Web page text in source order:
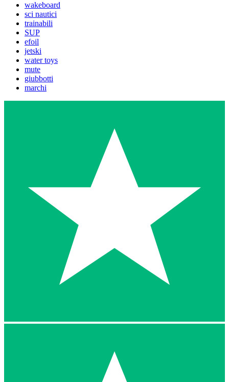
wakeboard
sci nautici
trainabili
SUP
efoil
jetski
water toys
mute
giubbotti
marchi